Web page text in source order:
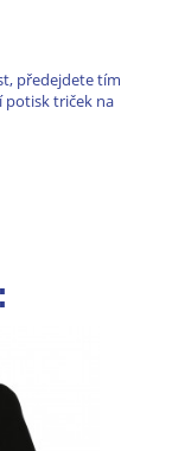
předejdete tím
potisk triček na